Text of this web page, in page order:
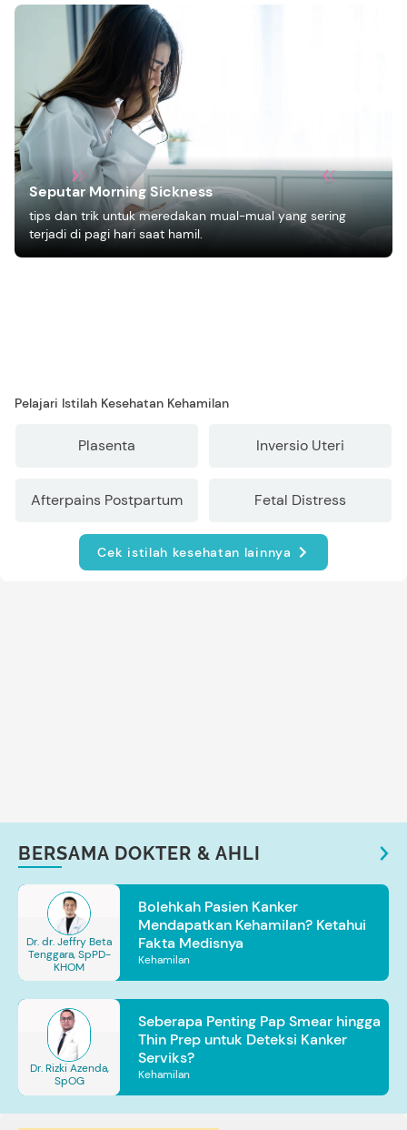
Seputar Morning Sickness
tips dan trik untuk meredakan mual-mual yang sering
terjadi di pagi hari saat hamil.
Pelajari Istilah Kesehatan Kehamilan
Plasenta Inversio Uteri
Afterpains Postpartum Fetal Distress
Cek istilah kesehatan lainnya
BERSAMA DOKTER & AHLI
Dr. dr. Jeffry Beta
Tenggara, SpPD-
KHOM
Bolehkah Pasien Kanker
Mendapatkan Kehamilan? Ketahui
Fakta Medisnya
Kehamilan
Dr. Rizki Azenda,
SpOG
Seberapa Penting Pap Smear hingga
Thin Prep untuk Deteksi Kanker
Serviks?
Kehamilan